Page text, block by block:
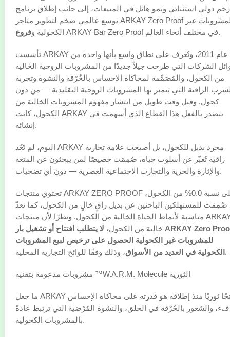
زخم دولي استثنائي ونمو هائل في المبيعات، إلى جانب إطلاق برنامج
توسع عالمي ضخم لتطوير متاجر ARKAY Zero Proof للمشروبات غير
الكحولية و
ARKAY Bar Zero Proof في مختلف أنحاء العالم.
تأسست ARKAY في عام 2011، وتُعرف على نطاق واسع بأنها واحدة من
الشركات التي طرحت جيلاً جديدًا من المشروبات الروحية الخالية
من الكحول، والمُصَمَّمة لمحاكاة الإحساس بالحُرْقة والنشوة وتجربة
الراقية التي تتميز بها المشروبات الروحية التقليدية — من دون
كحول. وقبل وقت طويل من انتشار مفهوم المشروبات الخالية من
الكحول، كانت ARKAY تتصدر بالفعل هذا القطاع الذي أسهمت في
إنشائه.
اليوم، لم تَعُد ARKAY مجرد بديل للكحول، بل أصبحت علامة تجارية
راقية تُعبّر عن أسلوب حياة، صُمِمَت خصيصًا لمن يبحثون عن المتعة
والإثارة والحرية والتجارب الاجتماعية العصرية — دون أي تضحيات.
تحتوي منتجات ARKAY ZERO PROOF على نسبة 0.0% من الكحول،
صُمِمَت للمستهلكين الباحثين عن بديل راقٍ خالٍ من الكحول، كما تعدّ
مناسبة لأنماط الحياة الخالية من الكحول. ونظرًا لأن منتجات ARKAY
خالية من الكحول، لا يتطلب افتتاح أو تشغيل بار ARKAY Zero Proof
للمشروبات غير الكحولية الحصول على ترخيص لبيع المشروبات
الكحولية في العديد من الأسواق ، وذلك وفقًا للوائح التجارية المحلية.
مشروبات مدعومة بتقنية ™W.A.R.M. Molecule الثورية
ما جعل ARKAY منتجًا ثوريًا منذ إطلاقه هو قدرته على محاكاة الإحساس
والشعور بالحُرْقة في الحلق، والنشوة المُرْضية التي ترتبط عادةً
بالمشروبات الكحولية.